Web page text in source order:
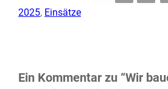
2025, Einsätze
Ein Kommentar zu “Wir